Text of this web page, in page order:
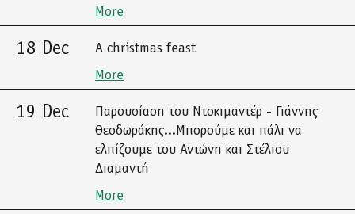
More
18 Dec
A christmas feast
More
19 Dec
Παρουσίαση του Ντοκιμαντέρ - Γιάννης
Θεοδωράκης...Μπορούμε και πάλι να
ελπίζουμε του Αντώνη και Στέλιου
Διαμαντή
More